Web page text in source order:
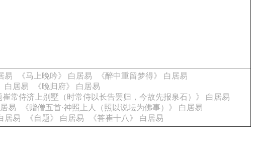
易 《马上晚吟》 白居易
《醉中重留梦得》 白居易
白居易
《晚归府》 白居易
崔常侍济上别墅（时常侍以长告罢归，今故先报泉石）》 白居易
易
《赠僧五首·神照上人（照以说坛为佛事）》 白居易
居易 《自题》 白居易 《答崔十八》 白居易